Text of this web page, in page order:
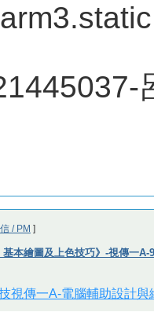
/ PM ]
本繪圖及上色技巧》-視傳一A-
視傳一A-電腦輔助設計與